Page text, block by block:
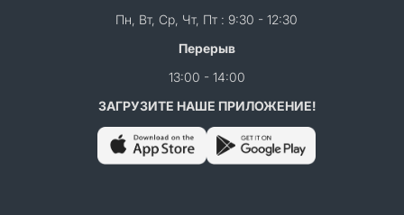
Пн, Вт, Ср, Чт, Пт : 9:30 - 12:30
Перерыв
13:00 - 14:00
ЗАГРУЗИТЕ НАШЕ ПРИЛОЖЕНИЕ!